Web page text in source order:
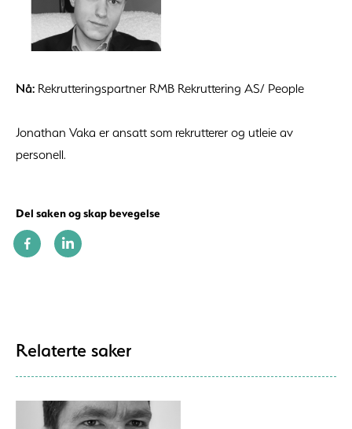
Nå: Rekrutteringspartner RMB Rekruttering AS/ People
Jonathan Vaka er ansatt som rekrutterer og utleie av
personell.
Del saken og skap bevegelse
Relaterte saker